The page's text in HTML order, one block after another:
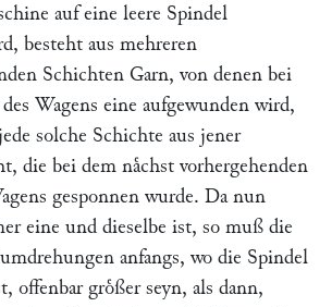
auf eine leere Spindel
besteht aus mehreren
Schichten Garn, von denen bei
Wagens eine aufgewunden wird,
solche Schichte aus jener
die bei dem naͤchst vorhergehenden
gesponnen wurde. Da nun
eine und dieselbe ist, so muß die
anfangs, wo die Spindel
offenbar groͤßer seyn, als dann,